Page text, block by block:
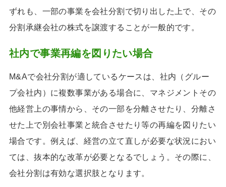
ずれも、一部の事業を会社分割で切り出した上で、その
分割承継会社の株式を譲渡することが一般的です。
社内で事業再編を図りたい場合
M&Aで会社分割が適しているケースは、社内（グルー
プ会社内）に複数事業がある場合に、マネジメントその
他経営上の事情から、その一部を分離させたり、分離さ
せた上で別会社事業と統合させたり等の再編を図りたい
場合です。例えば、経営の立て直しが必要な状況におい
ては、抜本的な改革が必要となるでしょう。その際に、
会社分割は有効な選択肢となります。